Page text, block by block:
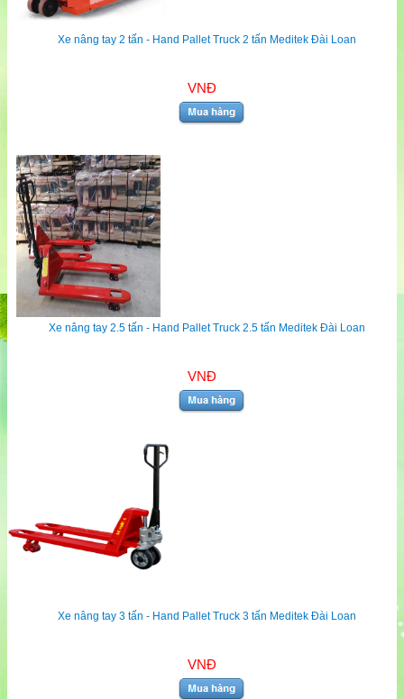
Xe nâng tay 2 tấn - Hand Pallet Truck 2 tấn Meditek Đài Loan
VNĐ
Xe nâng tay 2.5 tấn - Hand Pallet Truck 2.5 tấn Meditek Đài Loan
VNĐ
Xe nâng tay 3 tấn - Hand Pallet Truck 3 tấn Meditek Đài Loan
VNĐ